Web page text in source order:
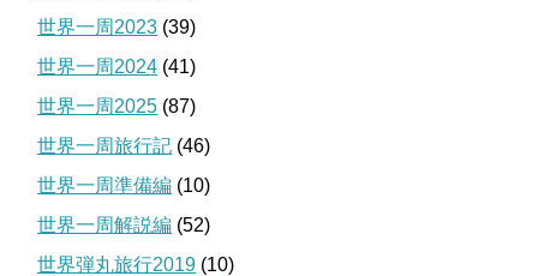
世界一周2023 (39)
世界一周2024 (41)
世界一周2025 (87)
世界一周旅行記 (46)
世界一周準備編 (10)
世界一周解説編 (52)
世界弾丸旅行2019 (10)